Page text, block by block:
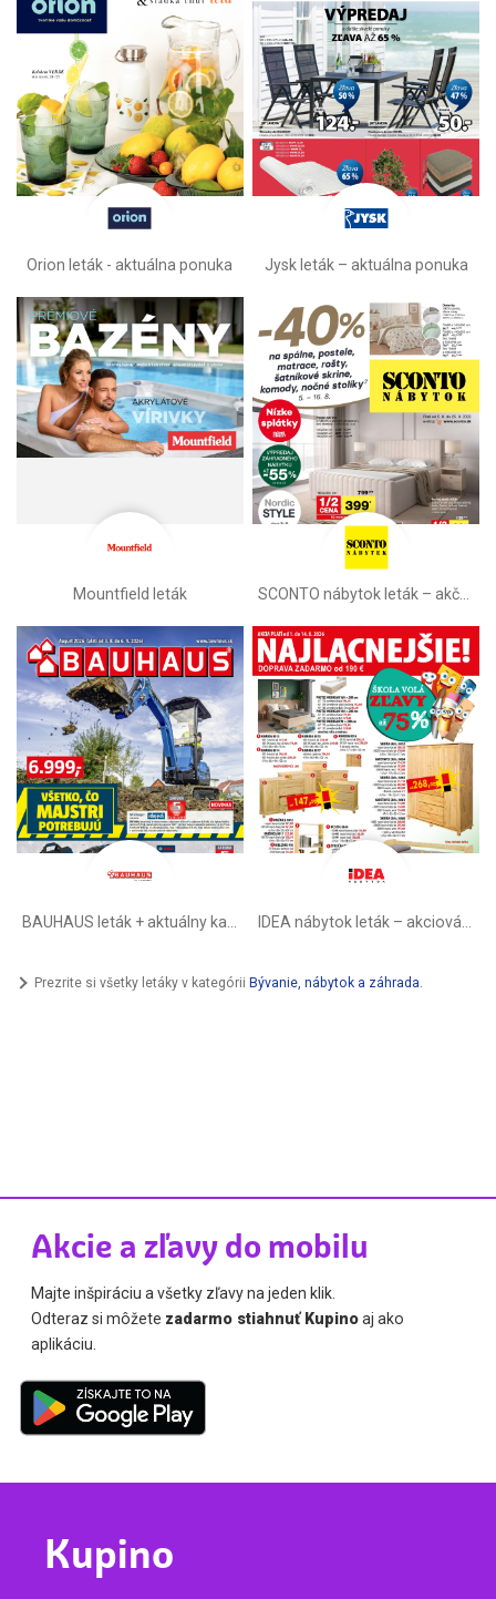
Orion leták - aktuálna ponuka Jysk leták – aktuálna ponuka
Mountfield leták
Prezrite si všetky letáky v kategórii Bývanie, nábytok a záhrada.
Akcie a zľavy do mobilu
Majte inšpiráciu a všetky zľavy na jeden klik.
Odteraz si môžete zadarmo stiahnuť Kupinoaj ako
aplikáciu.
Kupino